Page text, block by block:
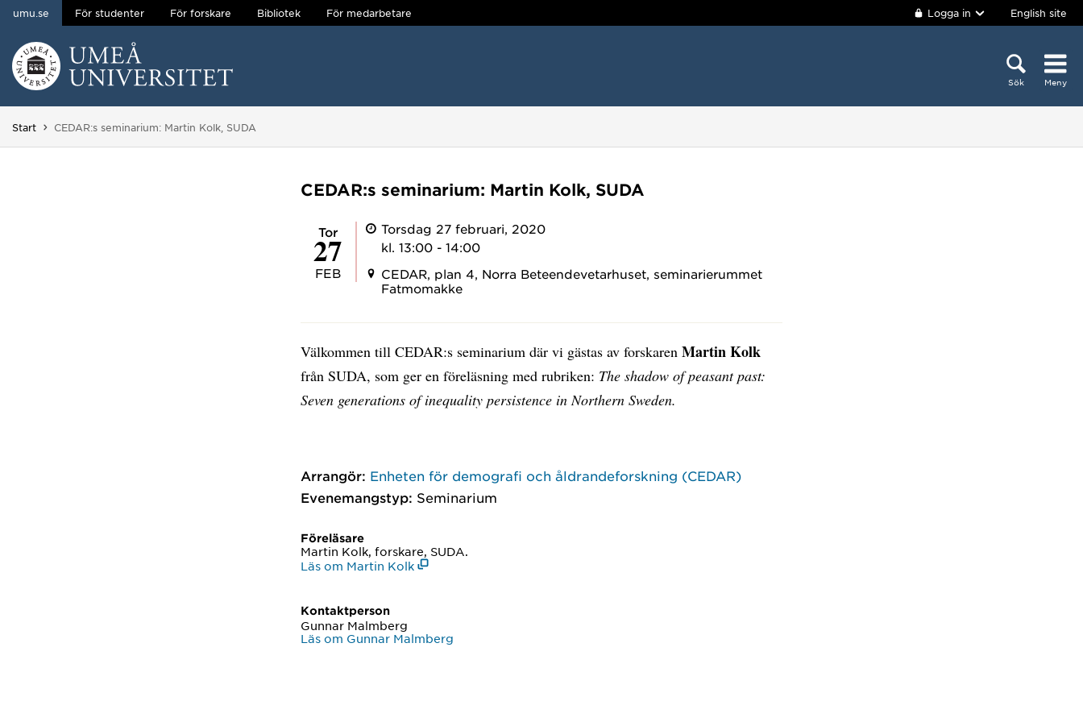
Hoppa direkt till innehållet
umu.se För studenter För forskare Bibliotek För medarbetare Logga in English site
Sök Meny
Start Du är här:
CEDAR:s seminarium: Martin Kolk, SUDA
CEDAR:s seminarium: Martin Kolk, SUDA
tor
27
FEB
Torsdag 27 februari, 2020
kl. 13:00 - 14:00
CEDAR, plan 4, Norra Beteendevetarhuset, seminarierummet
Fatmomakke
Välkommen till CEDAR:s seminarium där vi gästas av forskarenMartin Kolk
från SUDA, som ger en föreläsning med rubriken: The shadow of peasant past:
Seven generations of inequality persistence in Northern Sweden.
Arrangör: Enheten för demografi och åldrandeforskning (CEDAR)
Evenemangstyp: Seminarium
Föreläsare
Martin Kolk, forskare, SUDA.
Läs om Martin Kolk
Kontaktperson
Gunnar Malmberg
Läs om Gunnar Malmberg